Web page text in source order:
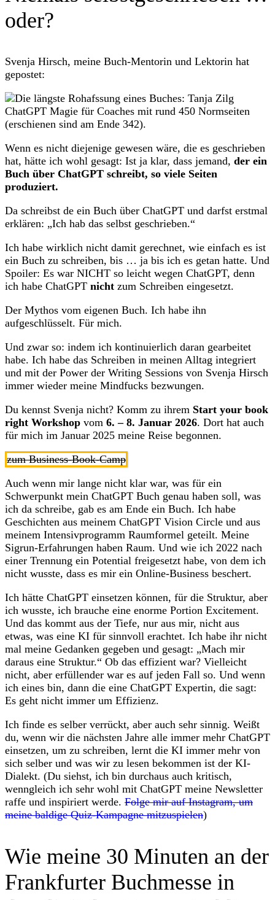
oder?
Svenja Hirsch, meine Buch-Mentorin und Lektorin hat
gepostet:
Wenn es nicht diejenige gewesen wäre, die es geschrieben
hat, hätte ich wohl gesagt: Ist ja klar, dass jemand, der ein
Buch über ChatGPT schreibt, so viele Seiten
produziert.
Da schreibst de ein Buch über ChatGPT und darfst erstmal
erklären: „Ich hab das selbst geschrieben.“
Ich habe wirklich nicht damit gerechnet, wie einfach es ist
ein Buch zu schreiben, bis … ja bis ich es getan hatte. Und
Spoiler: Es war NICHT so leicht wegen ChatGPT, denn
ich habe ChatGPT nicht zum Schreiben eingesetzt.
Der Mythos vom eigenen Buch. Ich habe ihn
aufgeschlüsselt. Für mich.
Und zwar so: indem ich kontinuierlich daran gearbeitet
habe. Ich habe das Schreiben in meinen Alltag integriert
und mit der Power der Writing Sessions von Svenja Hirsch
immer wieder meine Mindfucks bezwungen.
Du kennst Svenja nicht? Komm zu ihrem Start your book
right Workshop vom 6. – 8. Januar 2026. Dort hat auch
für mich im Januar 2025 meine Reise begonnen.
zum Business-Book-Camp
Auch wenn mir lange nicht klar war, was für ein
Schwerpunkt mein ChatGPT Buch genau haben soll, was
ich da schreibe, gab es am Ende ein Buch. Ich habe
Geschichten aus meinem ChatGPT Vision Circle und aus
meinem Intensivprogramm Raumformel geteilt. Meine
Sigrun-Erfahrungen haben Raum. Und wie ich 2022 nach
einer Trennung ein Potential freigesetzt habe, von dem ich
nicht wusste, dass es mir ein Online-Business beschert.
Ich hätte ChatGPT einsetzen können, für die Struktur, aber
ich wusste, ich brauche eine enorme Portion Excitement.
Und das kommt aus der Tiefe, nur aus mir, nicht aus
etwas, was eine KI für sinnvoll erachtet. Ich habe ihr nicht
mal meine Gedanken gegeben und gesagt: „Mach mir
daraus eine Struktur.“ Ob das effizient war? Vielleicht
nicht, aber erfüllender war es auf jeden Fall so. Und wenn
ich eines bin, dann die eine ChatGPT Expertin, die sagt:
Es geht nicht immer um Effizienz.
Ich finde es selber verrückt, aber auch sehr sinnig. Weißt
du, wenn wir die nächsten Jahre alle immer mehr ChatGPT
einsetzen, um zu schreiben, lernt die KI immer mehr von
sich selber und was wir zu lesen bekommen ist der KI-
Dialekt. (Du siehst, ich bin durchaus auch kritisch,
wenngleich ich sehr wohl mit ChatGPT meine Newsletter
raffe und inspiriert werde. Folge mir auf Instagram, um
meine baldige Quiz-Kampagne mitzuspielen)
Wie meine 30 Minuten an der
Frankfurter Buchmesse in